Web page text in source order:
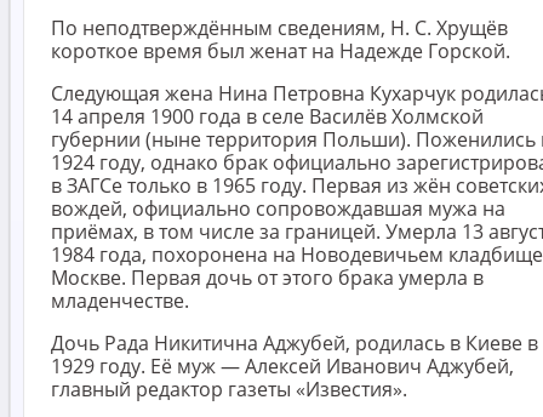
По неподтверждённым сведениям, Н. С. Хрущёв
короткое время был женат на Надежде Горской.
Следующая жена Нина Петровна Кухарчук
14 апреля 1900 года в селе Василёв Холмской
губернии (ныне территория Польши). Поженились
1924 году, однако брак официально
в ЗАГСе только в 1965 году. Первая из жён
вождей, официально сопровождавшая мужа на
приёмах, в том числе за границей. Умерла 13
1984 года, похоронена на Новодевичьем
Москве. Первая дочь от этого брака умерла в
младенчестве.
Дочь Рада Никитична Аджубей, родилась в Киеве в
1929 году. Её муж — Алексей Иванович Аджубей,
главный редактор газеты «Известия».